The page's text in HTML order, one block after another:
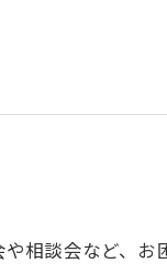
相談会など、